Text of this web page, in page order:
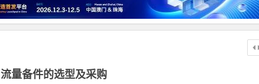
流量备件的选型及采购